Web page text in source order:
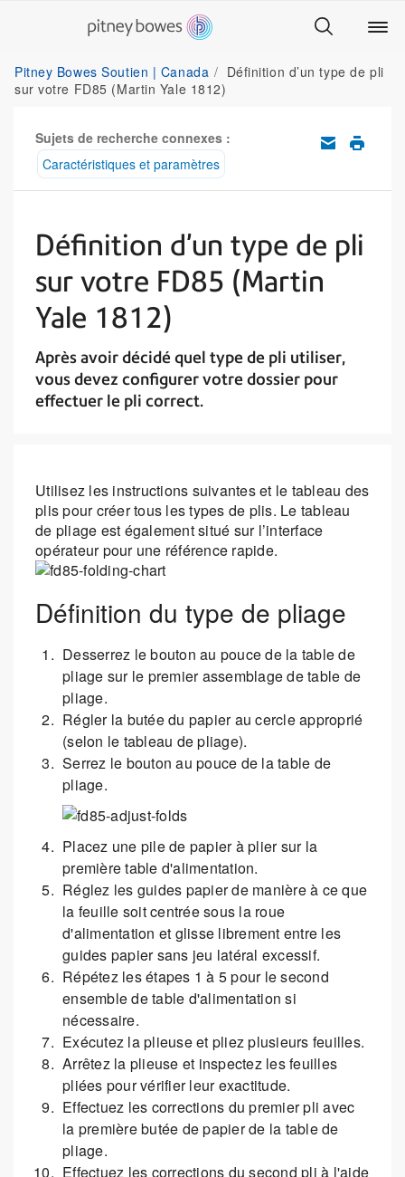
Pitney Bowes Soutien | Canada
Définition d’un type de pli
sur votre FD85 (Martin Yale 1812)
Sujets de recherche connexes :
Caractéristiques et paramètres
Définition d’un type de pli
sur votre FD85 (Martin
Yale 1812)
Après avoir décidé quel type de pli utiliser,
vous devez configurer votre dossier pour
effectuer le pli correct.
Utilisez les instructions suivantes et le tableau des
plis pour créer tous les types de plis. Le tableau
de pliage est également situé sur l’interface
opérateur pour une référence rapide.
Définition du type de pliage
Desserrez le bouton au pouce de la table de
pliage sur le premier assemblage de table de
pliage.
Régler la butée du papier au cercle approprié
(selon le tableau de pliage).
Serrez le bouton au pouce de la table de
pliage.
Placez une pile de papier à plier sur la
première table d'alimentation.
Réglez les guides papier de manière à ce que
la feuille soit centrée sous la roue
d'alimentation et glisse librement entre les
guides papier sans jeu latéral excessif.
Répétez les étapes 1 à 5 pour le second
ensemble de table d'alimentation si
nécessaire.
Exécutez la plieuse et pliez plusieurs feuilles.
Arrêtez la plieuse et inspectez les feuilles
pliées pour vérifier leur exactitude.
Effectuez les corrections du premier pli avec
la première butée de papier de la table de
pliage.
Effectuez les corrections du second pli à l'aide